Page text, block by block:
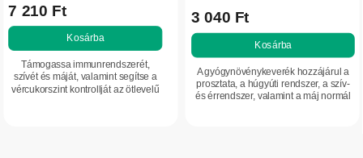
7 210 Ft
Kosárba
Támogassa immunrendszerét,
szívét és máját, valamint segítse a
vércukorszint kontrollját az ötlevelű
3 040 Ft
Kosárba
A gyógynövénykeverék hozzájárul a
prosztata, a húgyúti rendszer, a szív-
és érrendszer, valamint a máj normál